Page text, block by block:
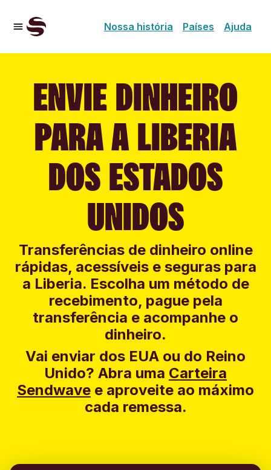
Nossa história Países Ajuda
ENVIE DINHEIRO
PARA A LIBERIA
DOS ESTADOS
UNIDOS
Transferências de dinheiro online
rápidas, acessíveis e seguras para
a Liberia. Escolha um método de
recebimento, pague pela
transferência e acompanhe o
dinheiro.
Vai enviar dos EUA ou do Reino
Unido? Abra uma Carteira
Sendwave e aproveite ao máximo
cada remessa.